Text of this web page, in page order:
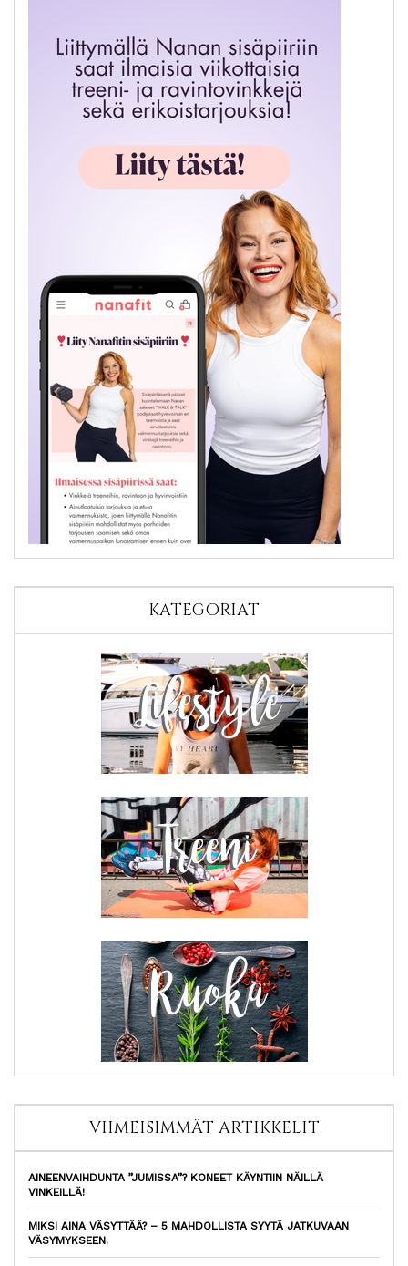
KATEGORIAT
VIIMEISIMMÄT ARTIKKELIT
AINEENVAIHDUNTA ”JUMISSA”? KONEET KÄYNTIIN NÄILLÄ
VINKEILLÄ!
MIKSI AINA VÄSYTTÄÄ? – 5 MAHDOLLISTA SYYTÄ JATKUVAAN
VÄSYMYKSEEN.